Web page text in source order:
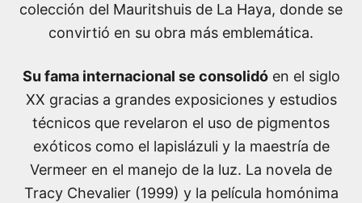
colección del Mauritshuis de La Haya, donde se
convirtió en su obra más emblemática.
Su fama internacional se consolidóen el siglo
XX gracias a grandes exposiciones y estudios
técnicos que revelaron el uso de pigmentos
exóticos como el lapislázuli y la maestría de
Vermeer en el manejo de la luz. La novela de
Tracy Chevalier (1999) y la película homónima